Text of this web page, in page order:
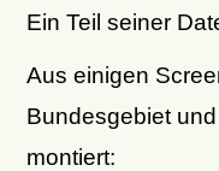
Ein Teil seiner
Aus einigen
Bundesgebiet
montiert: